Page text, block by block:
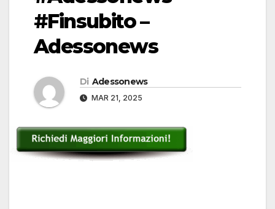
#Finsubito –
Adessonews
Di Adessonews
MAR 21, 2025